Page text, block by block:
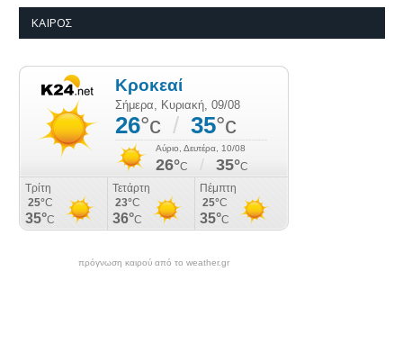
ΚΑΙΡΌΣ
πρόγνωση καιρού από το weather.gr